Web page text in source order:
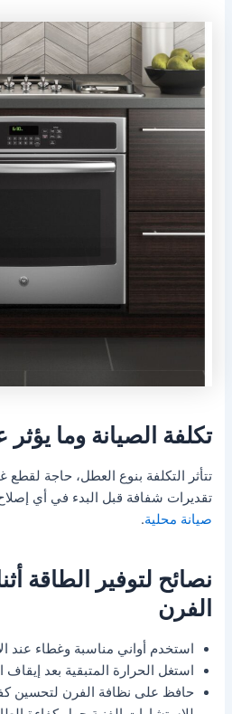
تكلفة الصيانة وما يؤثر
تتأثر التكلفة بنوع العطل، حاجة
تقديرات شفافة قبل البدء في أي
صيانة محلية.
نصائح لتوفير الطاقة
الفرن
استخدم أواني مناسبة وغطاء عند
استغل الحرارة المتبقية بعد إيقاف
حافظ على نظافة الفرن لتحسين